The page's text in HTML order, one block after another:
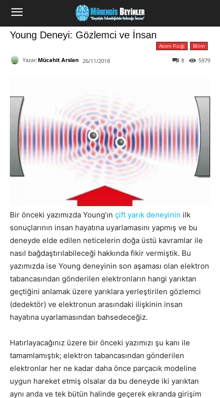
Young Deneyi: Gözlemci ve İnsan
Atom Fiziği Bilim
Yazar: Mücahit Arslan 26/11/2018 5979
8
Bir önceki yazımızda Young’ın çift yarık deneyinin ilk
sonuçlarının insan hayatına uyarlamasını yapmış ve bu
deneyde elde edilen neticelerin doğa üstü kavramlar ile
nasıl bağdaştırılabileceği hakkında fikir vermiştik. Bu
yazımızda ise Young deneyinin son aşaması olan elektron
tabancasından gönderilen elektronların hangi yarıktan
geçtiğini anlamak üzere yarıklara yerleştirilen gözlemci
(dedektör) ve elektronun arasındaki ilişkinin insan
hayatına uyarlamasından bahsedeceğiz.
Hatırlayacağınız üzere bir önceki yazımızı şu kanı ile
tamamlamıştık; elektron tabancasından gönderilen
elektronlar her ne kadar daha önce parçacık modeline
uygun hareket etmiş olsalar da bu deneyde iki yarıktan
aynı anda ve tek bütün halinde geçerek ekranda girişim